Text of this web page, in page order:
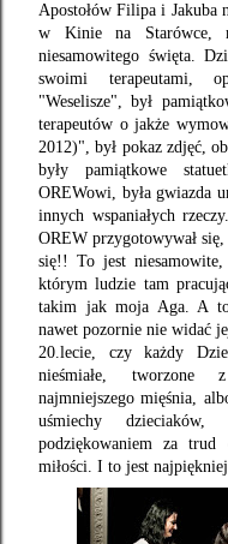
Apostołów Filipa i Jakuba
w Kinie na Starówce,
niesamowitego święta.
swoimi terapeutami,
"Weselisze", był
terapeutów o jakże
2012)", był pokaz zdjęć,
były pamiątkowe
OREWowi, była gwiazda
innych wspaniałych
OREW przygotowywał się,
się!! To jest
którym ludzie tam
takim jak moja Aga. A to
nawet pozornie nie widać
20.lecie, czy każdy
nieśmiałe, tworzone
najmniejszego mięśnia,
uśmiechy
podziękowaniem za trud
miłości. I to jest